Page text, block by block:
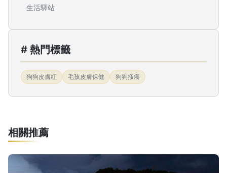
生活驛站
# 熱門標籤
狗狗皮膚紅 毛孩皮膚保健 狗狗搔癢
相關推薦